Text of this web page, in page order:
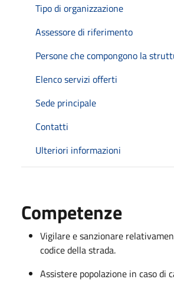
Tipo di organizzazione
Assessore di riferimento
Persone che compongono la
Elenco servizi offerti
Sede principale
Contatti
Ulteriori informazioni
Competenze
Vigilare e sanzionare
codice della strada.
Assistere popolazione in caso di